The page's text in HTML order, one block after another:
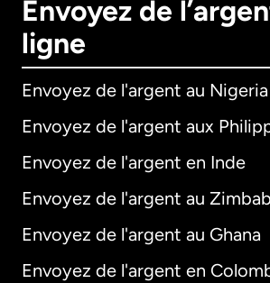
Envoyez de
ligne
Envoyez de l'argent au Nigeria
Envoyez de l'argent aux
Envoyez de l'argent en Inde
Envoyez de l'argent au
Envoyez de l'argent au Ghana
Envoyez de l'argent en